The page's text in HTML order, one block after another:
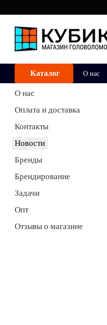
Каталог О нас
О нас
Оплата и доставка
Контакты
Новости
Бренды
Брендирование
Задачи
Опт
Отзывы о магазине